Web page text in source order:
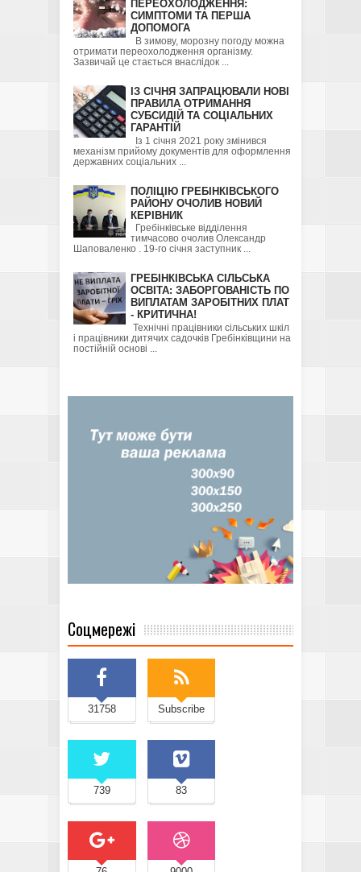
ПЕРЕОХОЛОДЖЕННЯ:
СИМПТОМИ ТА ПЕРША
ДОПОМОГА
В зимову, морозну погоду можна
отримати переохолодження організму.
Зазвичай це стається внаслідок ...
ІЗ СІЧНЯ ЗАПРАЦЮВАЛИ НОВІ
ПРАВИЛА ОТРИМАННЯ
СУБСИДІЙ ТА СОЦІАЛЬНИХ
ГАРАНТІЙ
Із 1 січня 2021 року змінився
механізм прийому документів для оформлення
державних соціальних ...
ПОЛІЦІЮ ГРЕБІНКІВСЬКОГО
РАЙОНУ ОЧОЛИВ НОВИЙ
КЕРІВНИК
Гребінківське відділення
тимчасово очолив Олександр
Шаповаленко . 19-го січня заступник ...
ГРЕБІНКІВСЬКА СІЛЬСЬКА
ОСВІТА: ЗАБОРГОВАНІСТЬ ПО
ВИПЛАТАМ ЗАРОБІТНИХ ПЛАТ
- КРИТИЧНА!
Технічні працівники сільських шкіл
і працівники дитячих садочків Гребінківщини на
постійній основі ...
Соцмережі
31758 Subscribe
739 83